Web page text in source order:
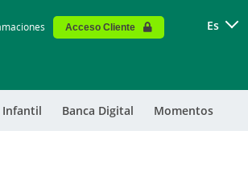
Acceso Cliente Es
Infantil Banca Digital Momentos